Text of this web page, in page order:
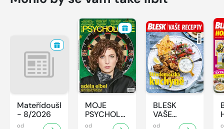
Mateřídouška
- 8/2026
od
MOJE
PSYCHOLOGIE
- 8/2026
od
BLESK
VAŠE
RECEPTY -
od